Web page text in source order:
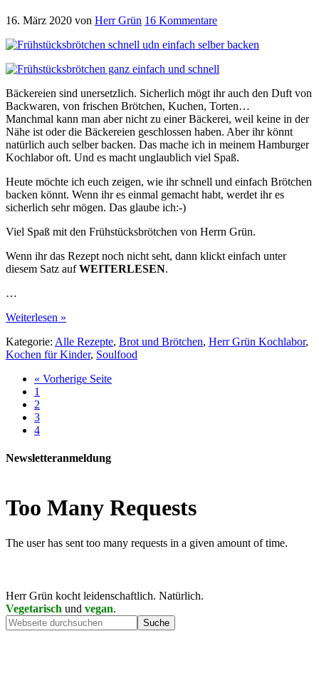
16. März 2020 von Herr Grün 16 Kommentare
Bäckereien sind unersetzlich. Sicherlich mögt ihr auch den Duft von
Backwaren, von frischen Brötchen, Kuchen, Torten…
Manchmal kann man aber nicht zu einer Bäckerei, weil keine in der
Nähe ist oder die Bäckereien geschlossen haben. Aber ihr könnt
natürlich auch selber backen. Das mache ich in meinem Hamburger
Kochlabor oft. Und es macht unglaublich viel Spaß.
Heute möchte ich euch zeigen, wie ihr schnell und einfach Brötchen
backen könnt. Wenn ihr es einmal gemacht habt, werdet ihr es
sicherlich sehr mögen. Das glaube ich:-)
Viel Spaß mit den Frühstücksbrötchen von Herrn Grün.
Wenn ihr das Rezept noch nicht seht, dann klickt einfach unter
diesem Satz aufWEITERLESEN.
…
Weiterlesen »
Kategorie: Alle Rezepte, Brot und Brötchen, Herr Grün Kochlabor,
Kochen für Kinder, Soulfood
« Vorherige Seite
1
2
3
4
Newsletteranmeldung
Herr Grün kocht leidenschaftlich. Natürlich.
Vegetarisch und vegan.